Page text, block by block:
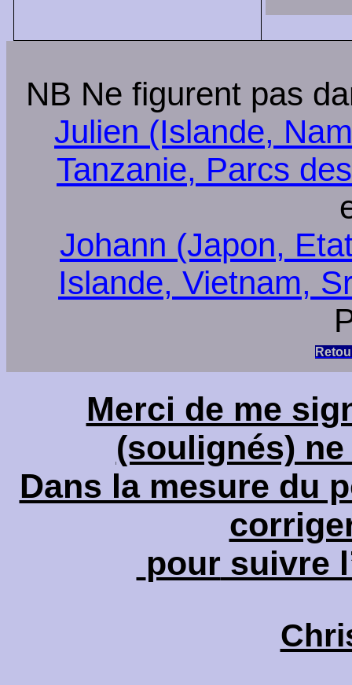
NB Ne figurent pas
Julien (Islande,
Tanzanie, Parcs
Johann (Japon,
Islande, Vietnam,
Merci de me
(soulignés)
Dans la mesure du
pour suivre